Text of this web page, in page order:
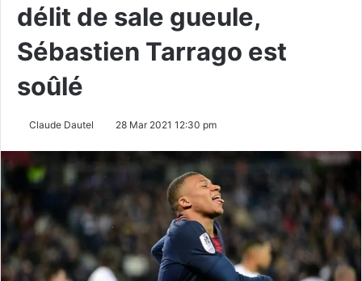
délit de sale gueule,
Sébastien Tarrago est
soûlé
Claude Dautel 28 Mar 2021 12:30 pm